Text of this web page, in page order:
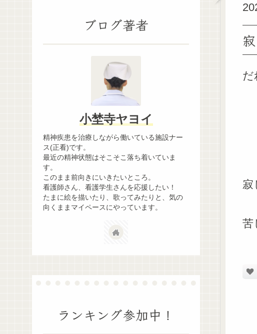
だ
寂
苦
ブログ著者
小埜寺ヤヨイ
精神疾患を治療しながら働いている施設ナー
ス(正看)です。
最近の精神状態はそこそこ落ち着いていま
す。
このまま前向きにいきたいところ。
看護師さん、看護学生さんを応援したい！
たまに絵を描いたり、歌ってみたりと、気の
向くままマイペースにやっています。
ランキング参加中！